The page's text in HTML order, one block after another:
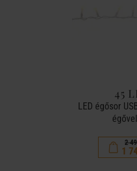
45
LED égősor
2
1